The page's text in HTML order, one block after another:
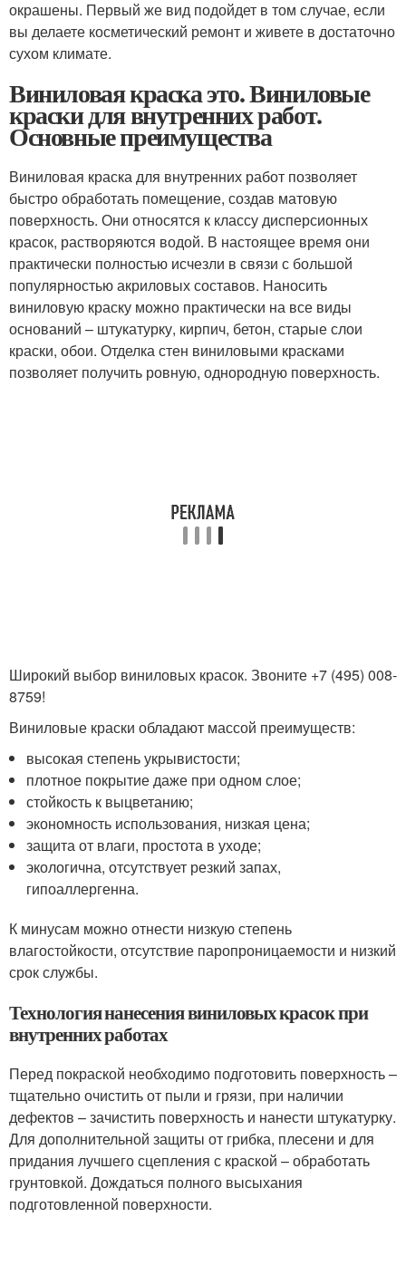
окрашены. Первый же вид подойдет в том случае, если
вы делаете косметический ремонт и живете в достаточно
сухом климате.
Виниловая краска это. Виниловые
краски для внутренних работ.
Основные преимущества
Виниловая краска для внутренних работ позволяет
быстро обработать помещение, создав матовую
поверхность. Они относятся к классу дисперсионных
красок, растворяются водой. В настоящее время они
практически полностью исчезли в связи с большой
популярностью акриловых составов. Наносить
виниловую краску можно практически на все виды
оснований – штукатурку, кирпич, бетон, старые слои
краски, обои. Отделка стен виниловыми красками
позволяет получить ровную, однородную поверхность.
Широкий выбор виниловых красок. Звоните +7 (495) 008-
8759!
Виниловые краски обладают массой преимуществ:
высокая степень укрывистости;
плотное покрытие даже при одном слое;
стойкость к выцветанию;
экономность использования, низкая цена;
защита от влаги, простота в уходе;
экологична, отсутствует резкий запах,
гипоаллергенна.
К минусам можно отнести низкую степень
влагостойкости, отсутствие паропроницаемости и низкий
срок службы.
Технология нанесения виниловых красок при
внутренних работах
Перед покраской необходимо подготовить поверхность –
тщательно очистить от пыли и грязи, при наличии
дефектов – зачистить поверхность и нанести штукатурку.
Для дополнительной защиты от грибка, плесени и для
придания лучшего сцепления с краской – обработать
грунтовкой. Дождаться полного высыхания
подготовленной поверхности.